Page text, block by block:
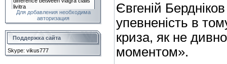
Для добавления необходима
авторизация
Поддержка сайта
Skype: vikus777
Євгеній
упевненість в
криза, як не
моментом».